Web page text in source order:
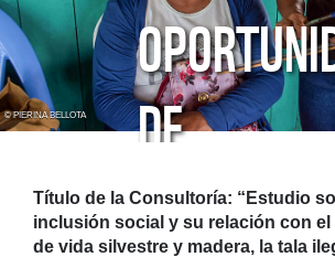
DE
© PIERINA BELLOTA
Título de la Consultoría: “ Estudio
inclusión social y su relación con el
de vida silvestre y madera, la tala